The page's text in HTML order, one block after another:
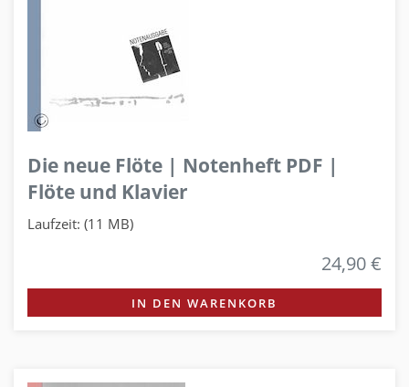
Die neue Flöte | Notenheft PDF |
Flöte und Klavier
Laufzeit: (11 MB)
24,90 €
IN DEN WARENKORB